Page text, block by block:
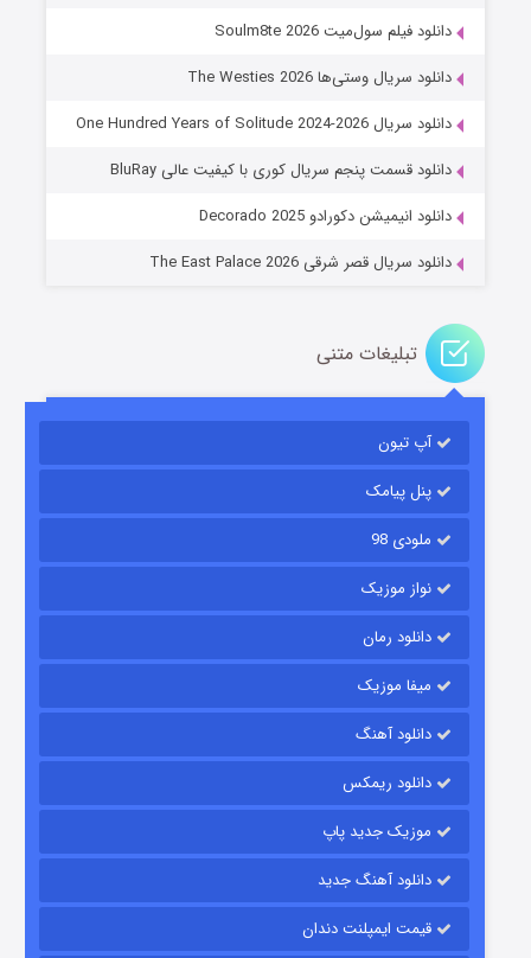
قسمت۲ (زیرنویس) منتشر شد
شکست استوارت در نجات جهان
قسمت
دانلود فیلم سول‌میت Soulm8te 2026
دانلود سریال وستی‌ها The Westies 2026
دانلود سریال One Hundred Years of Solitude 2024-2026
دانلود قسمت پنجم سریال کوری با کیفیت عالی BluRay
دانلود انیمیشن دکورادو Decorado 2025
دانلود سریال قصر شرقی The East Palace 2026
تبلیغات متنی
آپ تیون
پنل پیامک
ملودی 98
نواز موزیک
دانلود رمان
میفا موزیک
دانلود آهنگ
دانلود ریمکس
موزیک جدید پاپ
دانلود آهنگ جدید
قیمت ایمپلنت دندان